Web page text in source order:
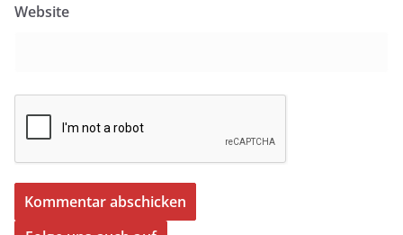
Website